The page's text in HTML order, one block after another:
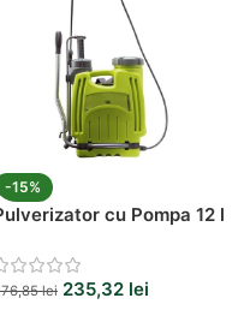
-15%
cu Pompa 12 l
lei 235,32 lei